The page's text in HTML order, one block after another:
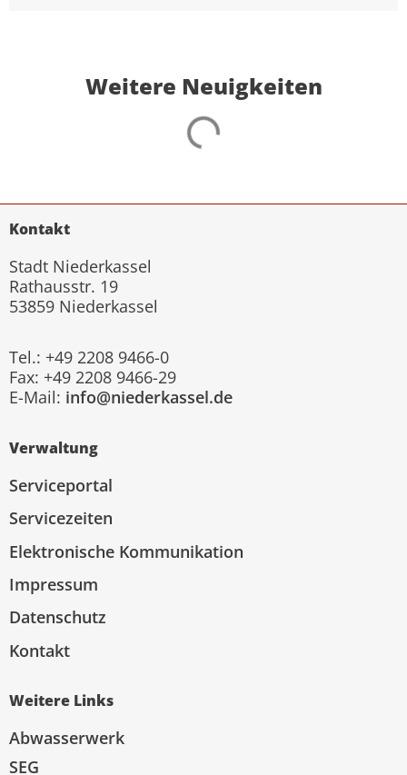
Weitere Neuigkeiten
Kontakt
Stadt Niederkassel
Rathausstr. 19
53859 Niederkassel
Tel.: +49 2208 9466-0
Fax: +49 2208 9466-29
E-Mail: info@niederkassel.de
Verwaltung
Serviceportal
Servicezeiten
Elektronische Kommunikation
Impressum
Datenschutz
Kontakt
Weitere Links
Abwasserwerk
SEG